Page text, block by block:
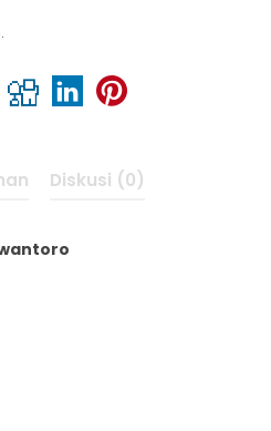
Diskusi (0)